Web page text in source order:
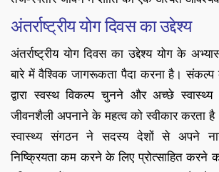
अंतर्राष्ट्रीय योग दिवस का उद्देश्य
अंतर्राष्ट्रीय योग दिवस का उद्देश्य योग के
बारे में वैश्विक जागरूकता पैदा करना है। संकल्प
द्वारा स्वस्थ विकल्प चुनने और अच्छे स्वास्थ्य
जीवनशैली अपनाने के महत्व को स्वीकार करता
स्वास्थ्य संगठन ने सदस्य देशों से अपने
निष्क्रियता कम करने के लिए प्रोत्साहित करने